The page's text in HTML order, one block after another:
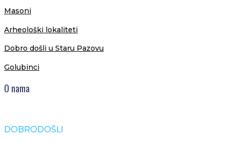
Masoni
Arheološki lokaliteti
Dobro došli u Staru Pazovu
Golubinci
O nama
DOBRODOŠLI